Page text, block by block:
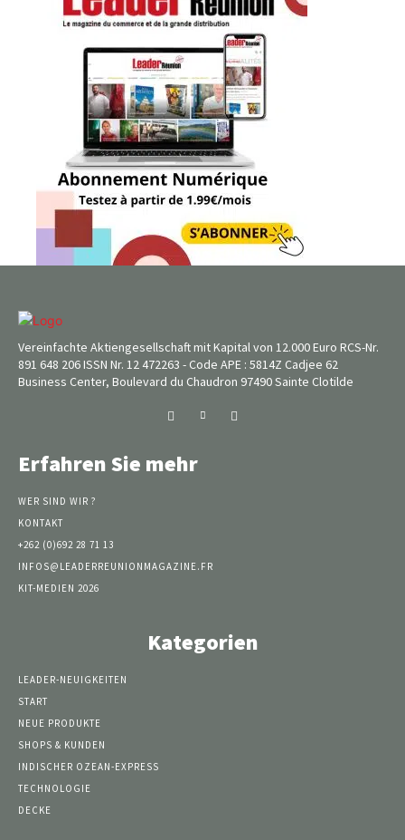
Vereinfachte Aktiengesellschaft mit Kapital von 12.000 Euro RCS-Nr.
891 648 206 ISSN Nr. 12 472263 - Code APE : 5814Z Cadjee 62
Business Center, Boulevard du Chaudron 97490 Sainte Clotilde
Erfahren Sie mehr
WER SIND WIR ?
KONTAKT
+262 (0)692 28 71 13
INFOS@LEADERREUNIONMAGAZINE.FR
KIT-MEDIEN 2026
Kategorien
LEADER-NEUIGKEITEN
START
NEUE PRODUKTE
SHOPS & KUNDEN
INDISCHER OZEAN-EXPRESS
TECHNOLOGIE
DECKE